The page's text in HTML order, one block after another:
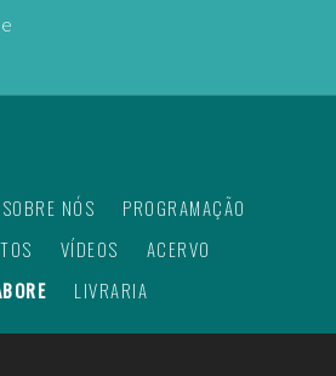
SOBRE NÓS
PROGRAMAÇÃO
VÍDEOS
ACERVO
LIVRARIA